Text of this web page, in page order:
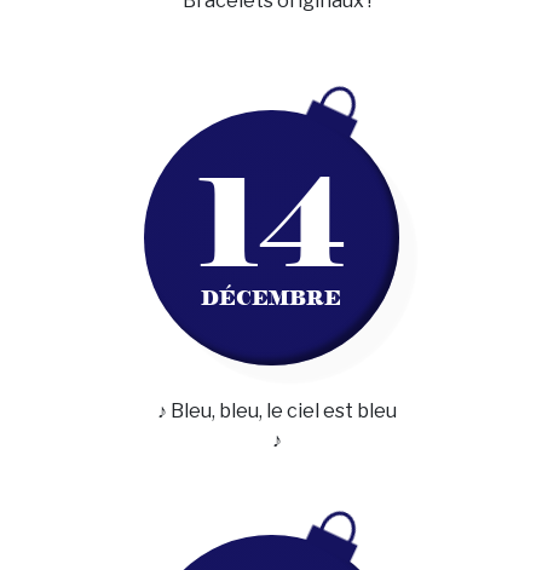
14
DÉCEMBRE
♪ Bleu, bleu, le ciel est bleu
♪